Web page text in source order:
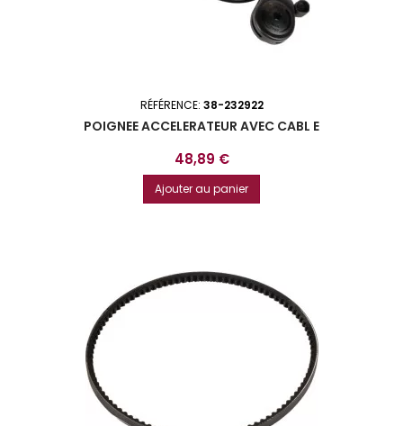
RÉFÉRENCE: 38-232922
POIGNEE ACCELERATEUR AVEC CABL E
Prix
48,89 €
Ajouter au panier